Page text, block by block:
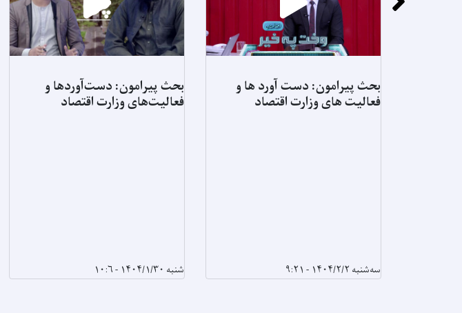
بحث پیرامون: دست آورد ها و
فعالیت های وزارت اقتصاد
سه‌شنبه ۱۴۰۴/۲/۲ - ۹:۲۱
بحث پیرامون: دست‌آوردها و
فعالیت‌های وزارت اقتصاد
شنبه ۱۴۰۴/۱/۳۰ - ۱۰:۶